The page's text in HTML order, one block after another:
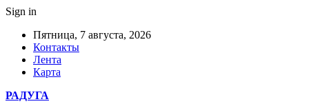
Sign in
Пятница, 7 августа, 2026
Контакты
Лента
Карта
РАДУГА